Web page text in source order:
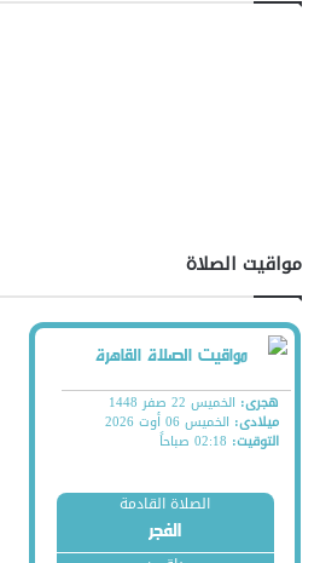
مواقيت الصلاة